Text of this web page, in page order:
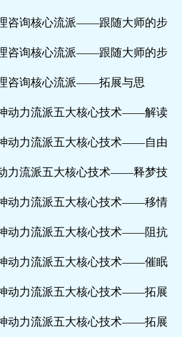
咨询核心流派——跟随大师的步
咨询核心流派——跟随大师的步
咨询核心流派——拓展与思
动力流派五大核心技术——解读
动力流派五大核心技术——自由
力流派五大核心技术——释梦技
动力流派五大核心技术——移情
动力流派五大核心技术——阻抗
动力流派五大核心技术——催眠
动力流派五大核心技术——拓展
动力流派五大核心技术——拓展